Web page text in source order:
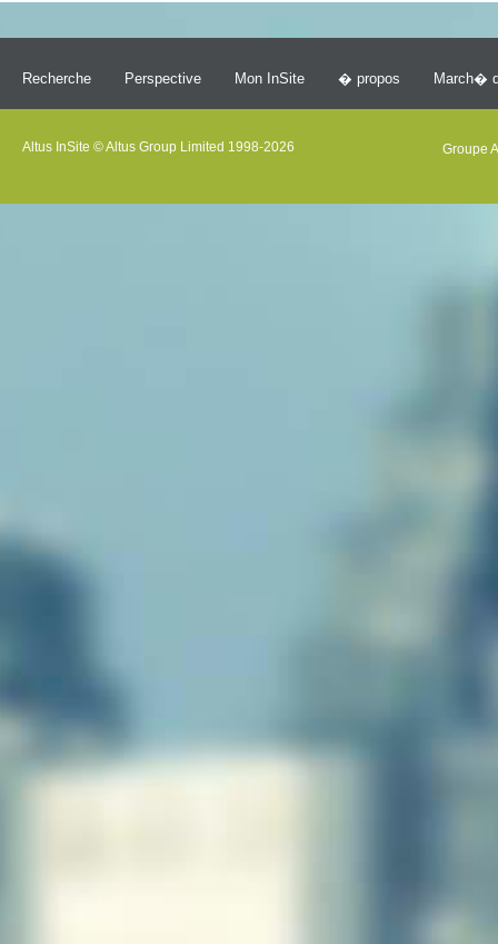
Recherche Perspective Mon InSite � propos March�
Altus InSite © Altus Group Limited 1998-2026 Groupe